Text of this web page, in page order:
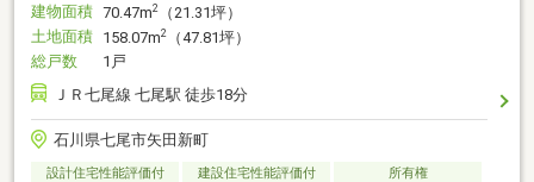
建物面積 70.47m2
（21.31坪）
土地面積 158.07m2
（47.81坪）
総戸数
1戸
ＪＲ七尾線 七尾駅 徒歩18分
石川県七尾市矢田新町
設計住宅性能評価付 建設住宅性能評価付
所有権